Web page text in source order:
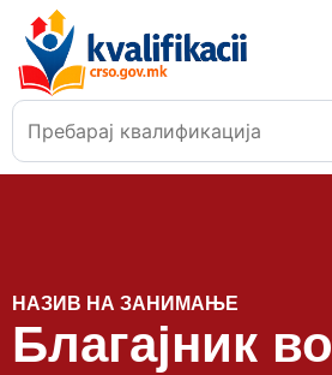
НАЗИВ НА ЗАНИМАЊЕ
Благајник во